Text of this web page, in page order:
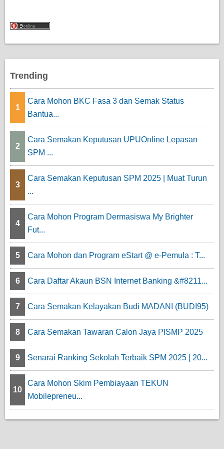
Trending
1
Cara Mohon BKC Fasa 3 dan Semak Status
Bantua...
2
Cara Semakan Keputusan UPUOnline Lepasan
SPM ...
3
Cara Semakan Keputusan SPM 2025 | Muat Turun
...
4
Cara Mohon Program Dermasiswa My Brighter
Fut...
5 Cara Mohon dan Program eStart @ e-Pemula : T...
6 Cara Daftar Akaun BSN Internet Banking &#8211...
7 Cara Semakan Kelayakan Budi MADANI (BUDI95)
8 Cara Semakan Tawaran Calon Jaya PISMP 2025
9 Senarai Ranking Sekolah Terbaik SPM 2025 | 20...
10
Cara Mohon Skim Pembiayaan TEKUN
Mobilepreneu...